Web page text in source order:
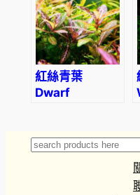
紅絲青葉
Dwarf
polysperma)
Search